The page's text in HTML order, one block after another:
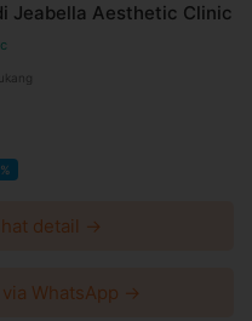
Jeabella Aesthetic Clinic
detail →
via WhatsApp →